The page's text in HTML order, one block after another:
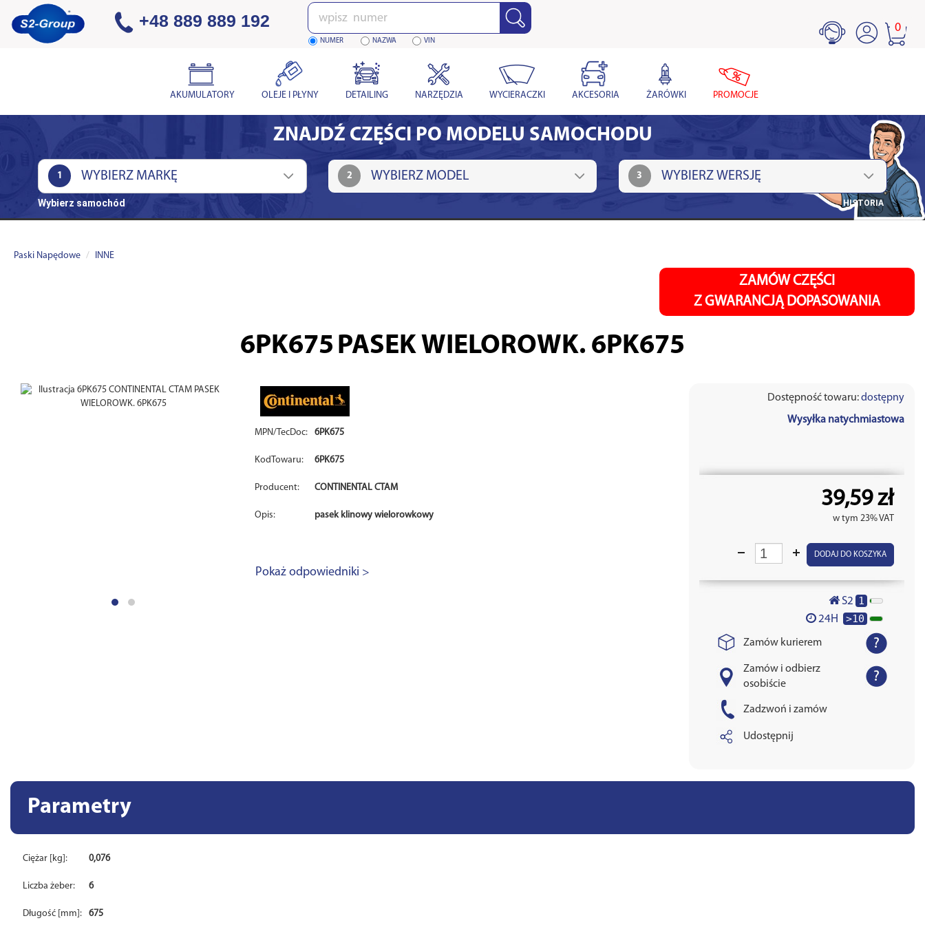
+48 889 889 192 Wpisz
numer
NUMER NAZWA VIN
0
AKUMULATORY OLEJE I PŁYNY DETAILING NARZĘDZIA WYCIERACZKI AKCESORIA ŻARÓWKI PROMOCJE
ZNAJDŹ CZĘŚCI PO MODELU SAMOCHODU
1 2 3
Wybierz samochód HISTORIA
Paski Napędowe INNE
ZAMÓW CZĘŚCI
Z GWARANCJĄ DOPASOWANIA
6PK675 PASEK WIELOROWK. 6PK675
MPN/TecDoc: 6PK675
KodTowaru: 6PK675
Producent: CONTINENTAL CTAM
Opis: pasek klinowy wielorowkowy
Pokaż odpowiedniki >
Dostępność towaru:dostępny
Wysyłka natychmiastowa
39,59 zł
w tym 23% VAT
DODAJ DO KOSZYKA
S2 1
24H >10
Zamów kurierem
Zamów i odbierz
osobiście
Zadzwoń i zamów
Udostępnij
Parametry
Ciężar [kg]: 0,076
Liczba żeber: 6
Długość [mm]: 675